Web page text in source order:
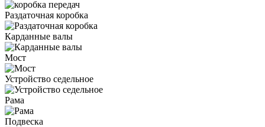
Раздаточная коробка
Карданные валы
Мост
Устройство седельное
Рама
Подвеска